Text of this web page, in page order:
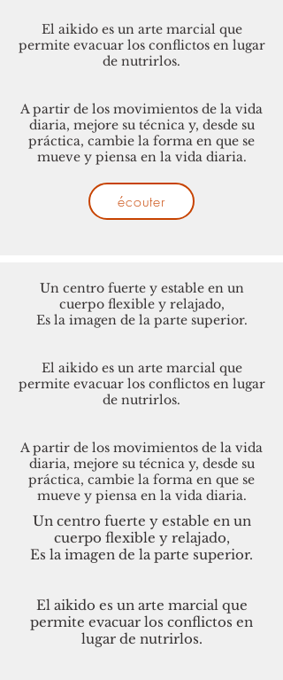
El aikido es un arte marcial que
permite evacuar los conflictos en lugar
de nutrirlos.
A partir de los movimientos de la vida
diaria, mejore su técnica y, desde su
práctica, cambie la forma en que se
mueve y piensa en la vida diaria.
écouter
Un centro fuerte y estable en un
cuerpo flexible y relajado,
Es la imagen de la parte superior.
El aikido es un arte marcial que
permite evacuar los conflictos en lugar
de nutrirlos.
A partir de los movimientos de la vida
diaria, mejore su técnica y, desde su
práctica, cambie la forma en que se
mueve y piensa en la vida diaria.
Un centro fuerte y estable en un
cuerpo flexible y relajado,
Es la imagen de la parte superior.
El aikido es un arte marcial que
permite evacuar los conflictos en
lugar de nutrirlos.